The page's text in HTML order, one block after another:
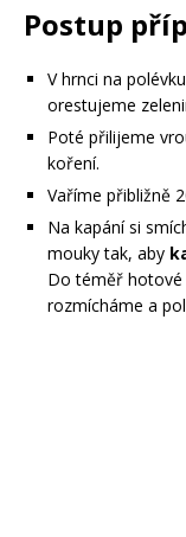
Postup
V hrnci na
orestujeme
Poté přilijeme
koření.
Vaříme přibližně
Na kapání si
mouky tak, aby
Do téměř hotové
rozmícháme a